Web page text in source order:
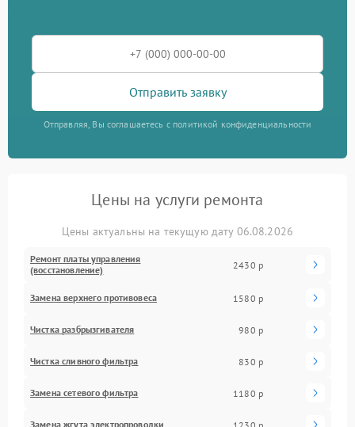
Отправить заявку
Отправляя, Вы соглашаетесь с политикой конфиденциальности
Цены на услуги ремонта
Цены актуальны на текущую дату 06.08.2026
Ремонт платы управления
(восстановление)
2430 р
Замена верхнего противовеса 1580 р
Чистка разбрызгивателя 980 р
Чистка сливного фильтра 830 р
Замена сетевого фильтра 1180 р
Замена жгута электропроводки